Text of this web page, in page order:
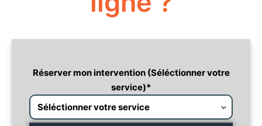
Réserver mon intervention (Séléctionner votre
service)*